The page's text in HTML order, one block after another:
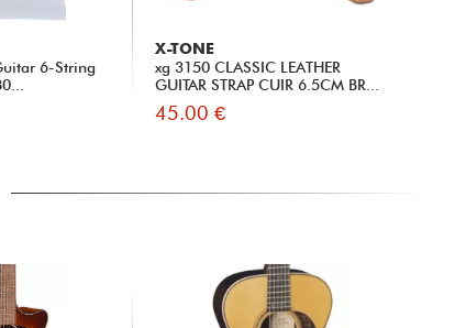
6-String
X-TONE
xg 3150 CLASSIC LEATHER
GUITAR STRAP CUIR 6.5CM BR...
45.00 €